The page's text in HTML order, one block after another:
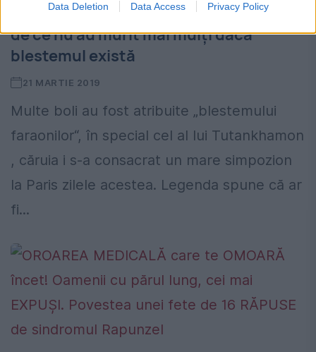
Data Deletion Data Access Privacy Policy
Tutankhamon? Egiptologii se întreabă
de ce nu au murit mai mulţi dacă
blestemul există
21 MARTIE 2019
Multe boli au fost atribuite „blestemului
faraonilor“, în special cel al lui Tutankhamon
, căruia i s-a consacrat un mare simpozion
la Paris zilele acestea. Legenda spune că ar
fi...